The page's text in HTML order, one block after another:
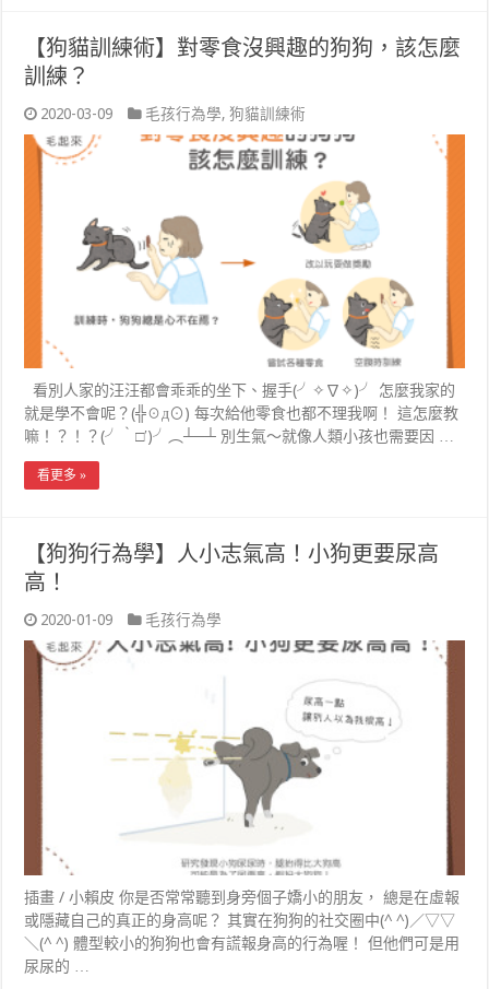
【狗貓訓練術】對零食沒興趣的狗狗，該怎麼
訓練？
2020-03-09 毛孩行為學,狗貓訓練術
看別人家的汪汪都會乖乖的坐下、握手(╯✧∇✧)╯ 怎麼我家的
就是學不會呢？(╬☉д⊙) 每次給他零食也都不理我啊！ 這怎麼教
嘛！？！？(╯‵□′)╯︵┴─┴ 別生氣～就像人類小孩也需要因 …
看更多 »
【狗狗行為學】人小志氣高！小狗更要尿高
高！
2020-01-09 毛孩行為學
插畫 / 小賴皮 你是否常常聽到身旁個子嬌小的朋友， 總是在虛報
或隱藏自己的真正的身高呢？ 其實在狗狗的社交圈中(^ ^)／▽▽
＼(^ ^) 體型較小的狗狗也會有謊報身高的行為喔！ 但他們可是用
尿尿的 …